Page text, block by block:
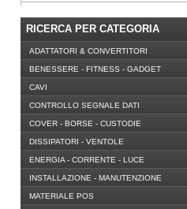
RICERCA PER CATEGORIA
ADATTATORI & CONVERTITORI
BENESSERE - FITNESS - GADGET
CAVI
CONTROLLO SEGNALE DATI
COVER - BORSE - CUSTODIE
DISSIPATORI - VENTOLE
ENERGIA - CORRENTE - LUCE
INSTALLAZIONE - MANUTENZIONE
MATERIALE POS